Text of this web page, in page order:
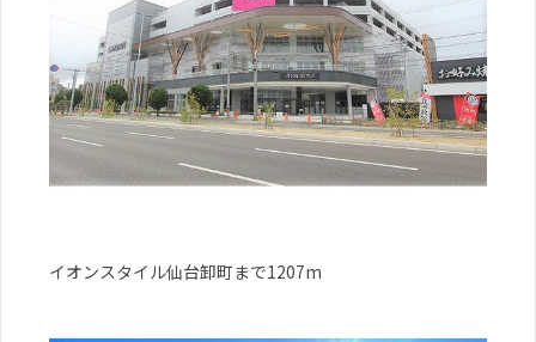
イオンスタイル仙台卸町まで1207m